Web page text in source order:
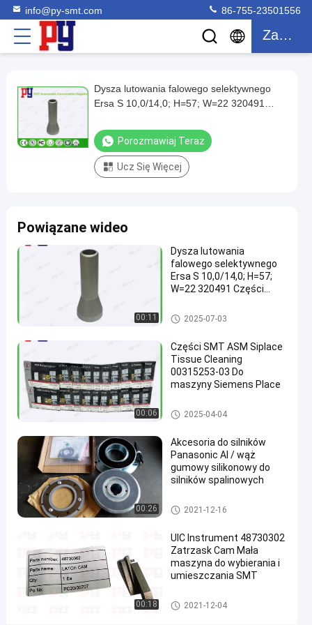
info@py-smt.com 86-755-23501556
Zacytować
Dysza
lutowania
falowego
selektywnego
H=57;
W=22
zamienne
SMT
Części
zamienne
SMT
2025-
07-03
poglądy
porozmawiaj
teraz
Podział
#
zamienne
do
urządzeń
#
części
maszyn
#
części
smt
Dysza lutowania falowego selektywnego
Ersa S 10,0/14,0; H=57; W=22 320491
Porozmawiaj Teraz
Ucz Się Więcej
Powiązane wideo
00:11
Dysza lutowania
falowego selektywnego
Ersa S 10,0/14,0; H=57;
W=22 320491 Części
Części zamienne SMT
2025-07-03
00:06
Części SMT ASM Siplace
Tissue Cleaning
00315253-03 Do
maszyny Siemens Place
Części zamienne SMT
2025-04-04
00:26
Akcesoria do silników
Panasonic AI / wąż
gumowy silikonowy do
silników spalinowych
Części zamienne SMT
2021-12-16
00:18
UIC Instrument 48730302
Zatrzask Cam Mała
maszyna do wybierania i
umieszczania SMT
Części zamienne SMT
2021-12-04